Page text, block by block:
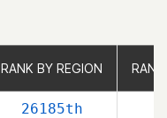
RANK BY REGION
26185th
RANK BY REGION